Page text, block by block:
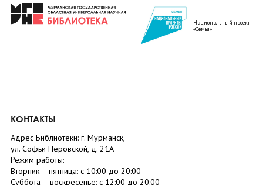
Национальный проект
«Семья»
КОНТАКТЫ
Адрес Библиотеки: г. Мурманск,
ул. Софьи Перовской, д. 21А
Режим работы:
Вторник – пятница: с 10:00 до 20:00
Суббота – воскресенье: c 12:00 до 20:00